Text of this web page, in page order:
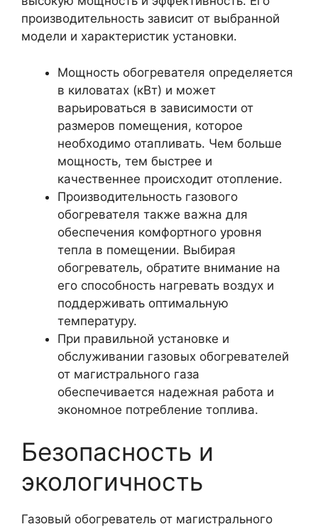
производительность зависит от выбранной
модели и характеристик установки.
Мощность обогревателя определяется
в киловатах (кВт) и может
варьироваться в зависимости от
размеров помещения, которое
необходимо отапливать. Чем больше
мощность, тем быстрее и
качественнее происходит отопление.
Производительность газового
обогревателя также важна для
обеспечения комфортного уровня
тепла в помещении. Выбирая
обогреватель, обратите внимание на
его способность нагревать воздух и
поддерживать оптимальную
температуру.
При правильной установке и
обслуживании газовых обогревателей
от магистрального газа
обеспечивается надежная работа и
экономное потребление топлива.
Безопасность и
экологичность
Газовый обогреватель от магистрального